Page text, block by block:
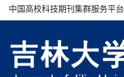
中国高校科技期刊集群服务平台